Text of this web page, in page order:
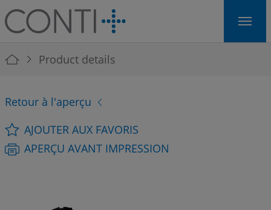
Skip to main navigation
Skip to main content
Skip to page footer
You are here:
Product details
Retour à l'aperçu
AJOUTER AUX FAVORIS
APERÇU AVANT IMPRESSION